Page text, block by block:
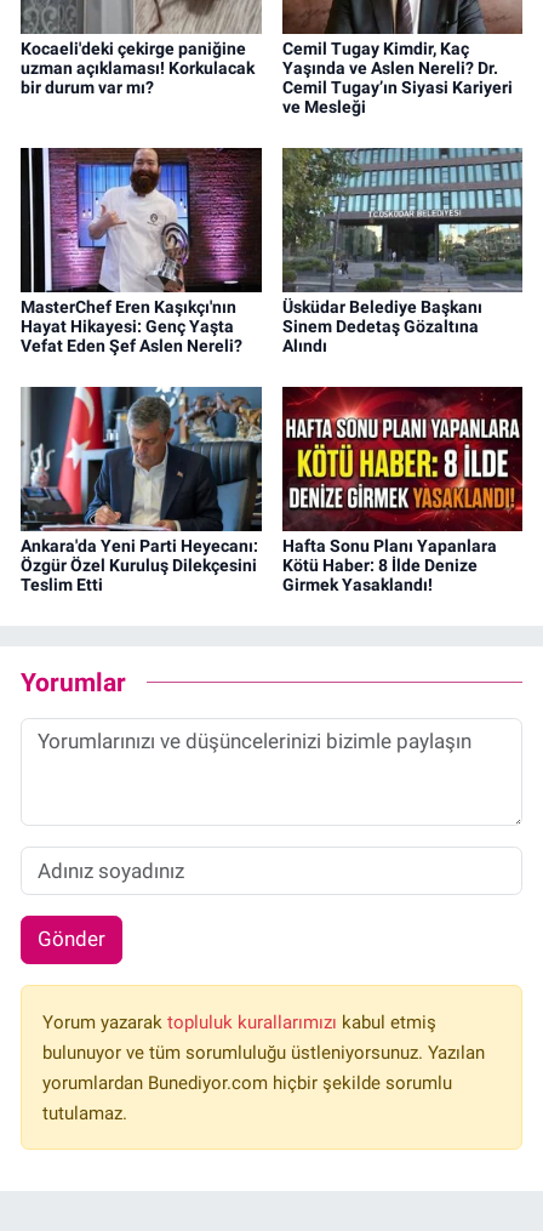
Kocaeli'deki çekirge paniğine
uzman açıklaması! Korkulacak
bir durum var mı?
Cemil Tugay Kimdir, Kaç
Yaşında ve Aslen Nereli? Dr.
Cemil Tugay’ın Siyasi Kariyeri
ve Mesleği
MasterChef Eren Kaşıkçı'nın
Hayat Hikayesi: Genç Yaşta
Vefat Eden Şef Aslen Nereli?
Üsküdar Belediye Başkanı
Sinem Dedetaş Gözaltına
Alındı
Ankara'da Yeni Parti Heyecanı:
Özgür Özel Kuruluş Dilekçesini
Teslim Etti
Hafta Sonu Planı Yapanlara
Kötü Haber: 8 İlde Denize
Girmek Yasaklandı!
Yorumlar
Gönder
Yorum yazarak topluluk kurallarımızı kabul etmiş
bulunuyor ve tüm sorumluluğu üstleniyorsunuz. Yazılan
yorumlardan Bunediyor.com hiçbir şekilde sorumlu
tutulamaz.